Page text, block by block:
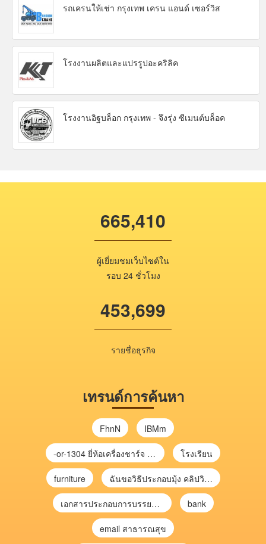
รถเครนให้เช่า กรุงเทพ เครน แอนด์ เซอร์วิส
โรงงานผลิตและแปรรูปอะคริลิค
โรงงานอิฐบล็อก กรุงเทพ - จึงรุ่ง ซีเมนต์บล็อค
665,410
ผู้เยี่ยมชมเว็บไซต์ใน
รอบ 24 ชั่วโมง
453,699
รายชื่อธุรกิจ
เทรนด์การค้นหา
FhnN IBMm
-or-1304 ยี่ห้อเครื่องชาร์จ chargecore โรงเรียน
furniture ฉันขอวิธีประกอบมุ้ง คลิปวิดีโอ การประกอบมุ้ง
เอกสารประกอบการบรรยาย การประเมินความเสี่ยงเพื่อวางแผนการตรวจสอบ \ bank
email สาธารณสุข